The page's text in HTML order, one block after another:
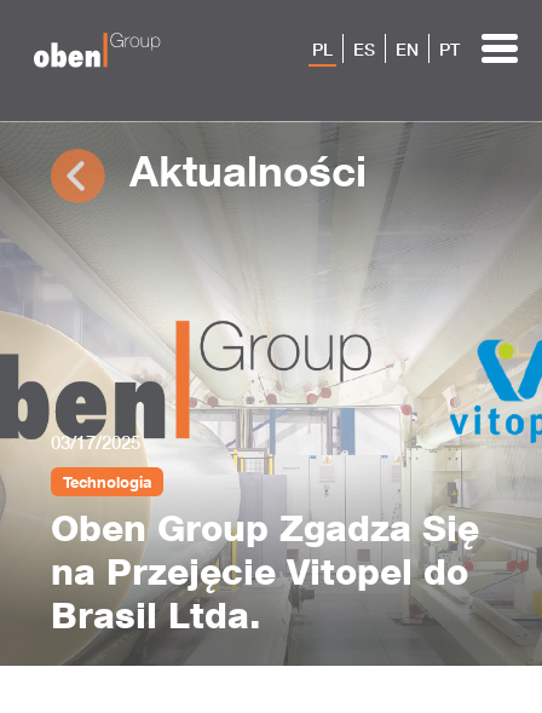
PL ES EN PT
Aktualności
03/17/2025
Technologia
Oben Group Zgadza Się
na Przejęcie Vitopel do
Brasil Ltda.